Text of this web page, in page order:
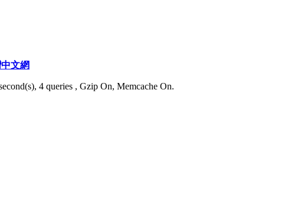
文網
4 queries , Gzip On, Memcache On.